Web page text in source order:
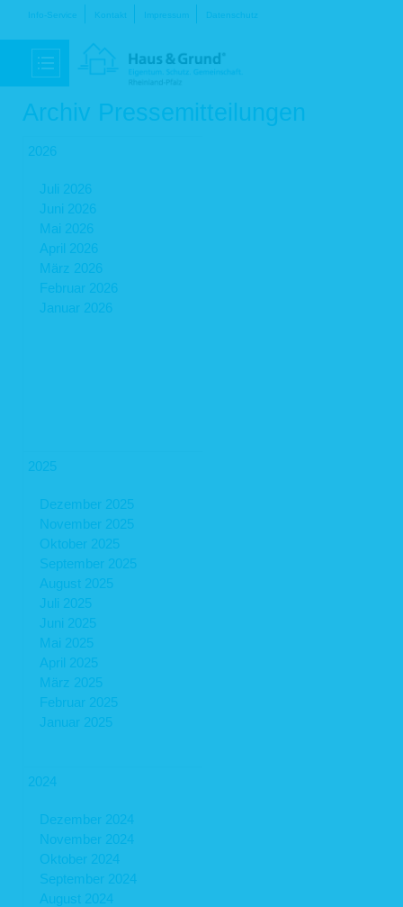
Navigation
Info-Service Kontakt Impressum Datenschutz
Archiv Pressemitteilungen
2026
Juli 2026
Juni 2026
Mai 2026
April 2026
März 2026
Februar 2026
Januar 2026
2025
Dezember 2025
November 2025
Oktober 2025
September 2025
August 2025
Juli 2025
Juni 2025
Mai 2025
April 2025
März 2025
Februar 2025
Januar 2025
2024
Dezember 2024
November 2024
Oktober 2024
September 2024
August 2024